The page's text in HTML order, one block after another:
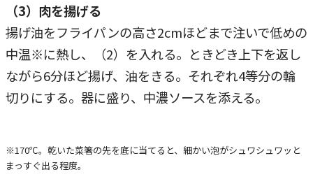
（3）肉を揚げる
揚げ油をフライパンの高さ2cmほどまで注いで低めの
中温※に熱し、（2）を入れる。ときどき上下を返し
ながら6分ほど揚げ、油をきる。それぞれ4等分の輪
切りにする。器に盛り、中濃ソースを添える。
※170℃。乾いた菜箸の先を底に当てると、細かい泡がシュワシュワッと
まっすぐ出る程度。